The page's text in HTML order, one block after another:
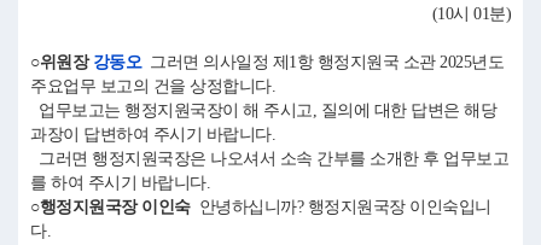
(10시 01분)
○위원장 강동오그러면 의사일정 제1항 행정지원국 소관 2025년도
주요업무 보고의 건을 상정합니다.
업무보고는 행정지원국장이 해 주시고, 질의에 대한 답변은 해당
과장이 답변하여 주시기 바랍니다.
그러면 행정지원국장은 나오셔서 소속 간부를 소개한 후 업무보고
를 하여 주시기 바랍니다.
○행정지원국장 이인숙안녕하십니까? 행정지원국장 이인숙입니
다.